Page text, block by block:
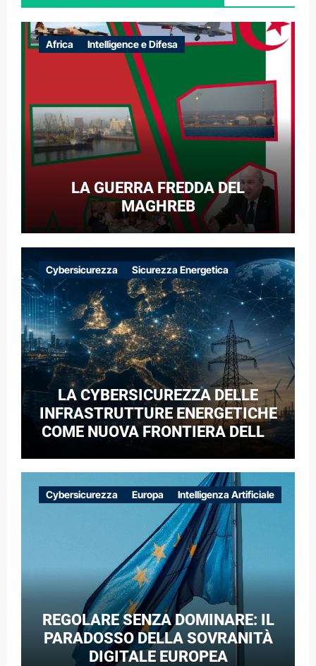
Africa Intelligence e Difesa
LA GUERRA FREDDA DEL
MAGHREB
Cybersicurezza Sicurezza Energetica
LA CYBERSICUREZZA DELLE
INFRASTRUTTURE ENERGETICHE
COME NUOVA FRONTIERA DELLA
CASO DELLE RETI ELETTRICHE
EUROPEE NEL CONTESTO DELLA
GUERRA IBRIDA
Cybersicurezza Europa Intelligenza Artificiale
REGOLARE SENZA DOMINARE: IL
PARADOSSO DELLA SOVRANITÀ
DIGITALE EUROPEA